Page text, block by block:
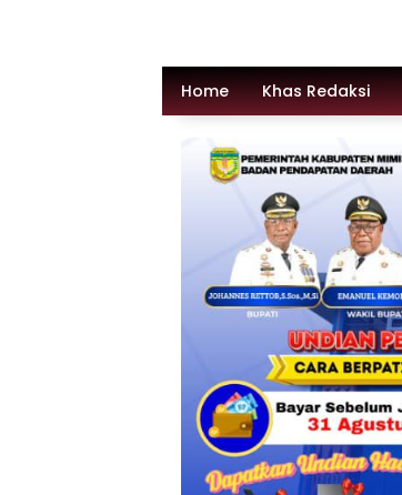
Home Khas Redaksi